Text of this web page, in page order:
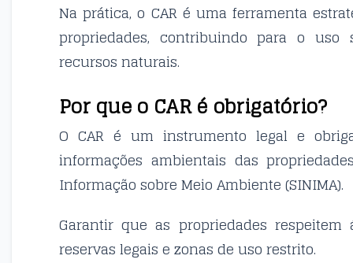
Na prática, o CAR é uma ferramenta
propriedades, contribuindo para o
recursos naturais.
Por que o CAR é obrigatório?
O CAR é um instrumento legal e
informações ambientais das
Informação sobre Meio Ambiente (SINIMA).
Garantir que as propriedades respeitem
reservas legais e zonas de uso restrito.